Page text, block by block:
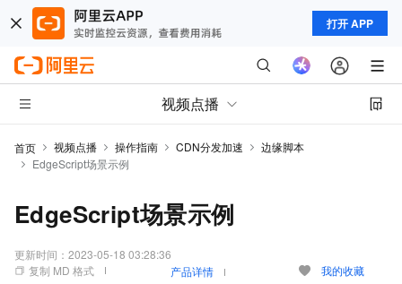
打开 APP
视频点播
首页 视频点播 操作指南 CDN分发加速
边缘脚本
EdgeScript场景示例
EdgeScript场景示例
更新时间： 2023-05-18 03:28:36
复制 MD 格式
产品详情 我的收藏